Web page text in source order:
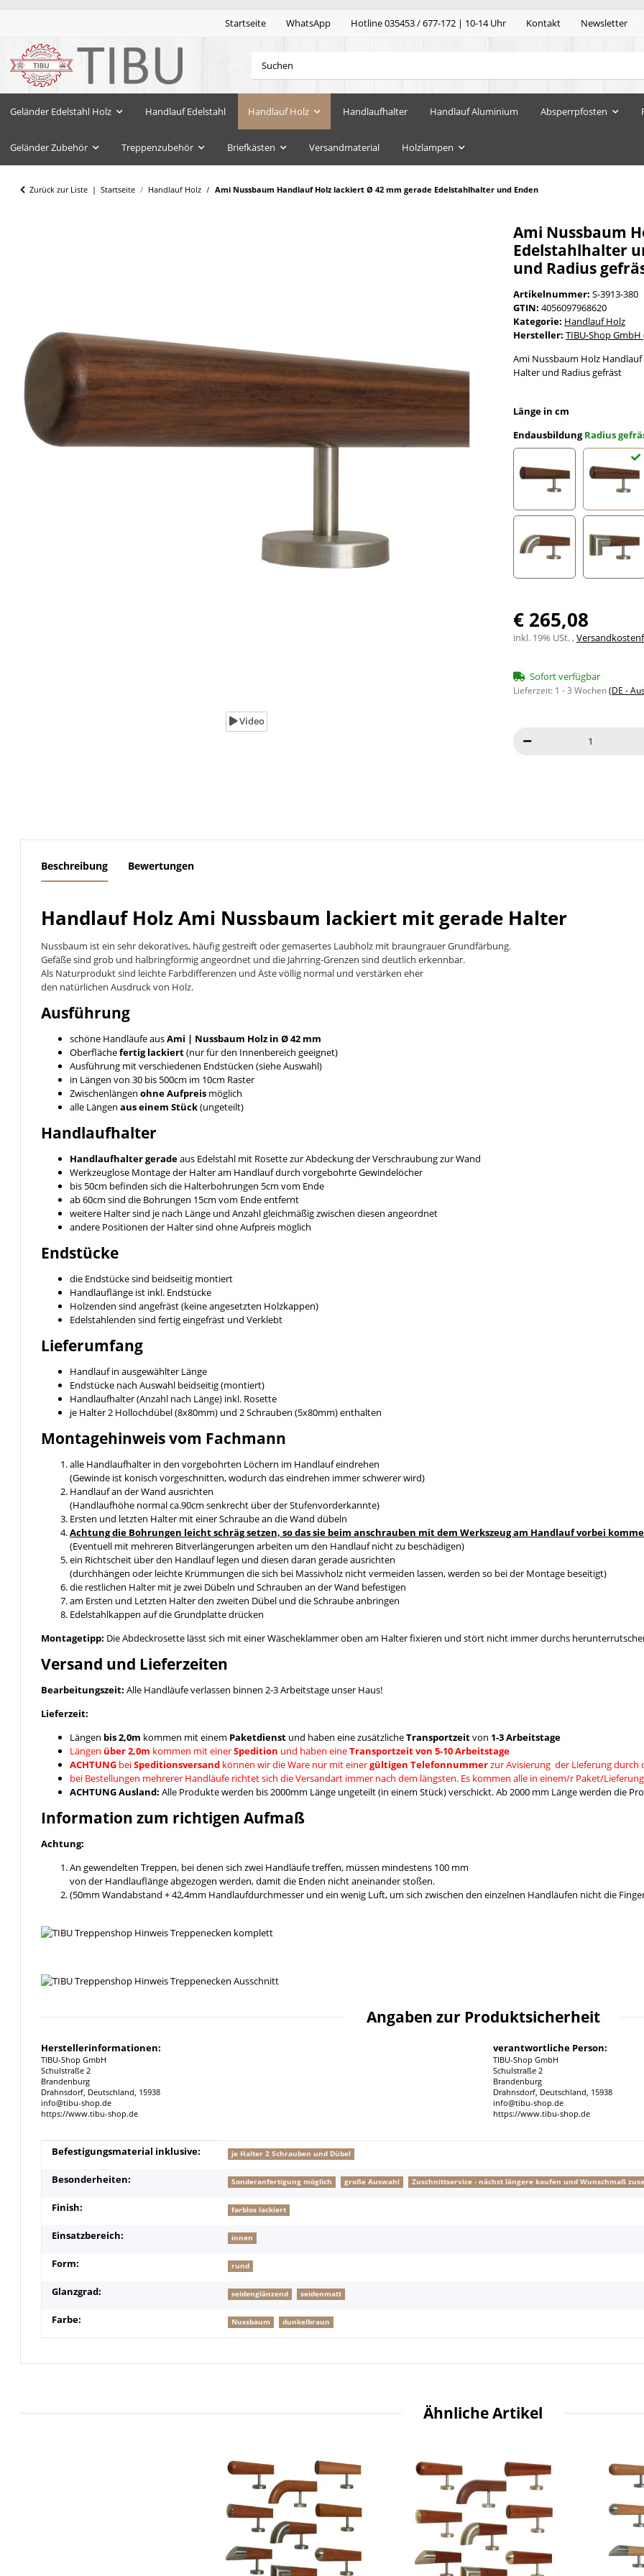
Startseite WhatsApp Hotline 035453 / 677-172 | 10-14 Uhr Kontakt Newsletter
Geländer Edelstahl Holz Handlauf Edelstahl Handlauf Holz Handlaufhalter Handlauf Aluminium Absperrpfosten
Geländer Zubehör Treppenzubehör Briefkästen Versandmaterial Holzlampen
Zurück zur Liste Startseite Handlauf Holz Ami Nussbaum Handlauf Holz lackiert Ø 42 mm gerade Edelstahlhalter und Enden
Video
Ami Nussbaum
Edelstahlhalter
und Radius
Artikelnummer: S-3913-380
GTIN: 4056097968620
Kategorie: Handlauf Holz
Hersteller: TIBU-Shop
Ami Nussbaum Holz
Halter und Radius gefräst
Länge in cm
EndausbildungRadius
gefast
€ 265,08
inkl. 19% USt. ,
Sofort verfügbar
Lieferzeit: 1 - 3 Wochen(DE -
Beschreibung Bewertungen
Handlauf Holz Ami Nussbaum lackiert mit gerade Halter
Nussbaum ist ein sehr dekoratives, häufig gestreift oder gemasertes Laubholz mit braungrauer Grundfärbung.
Gefäße sind grob und halbringförmig angeordnet und die Jahrring-Grenzen sind deutlich erkennbar.
Als Naturprodukt sind leichte Farbdifferenzen und Äste völlig normal und verstärken eher
den natürlichen Ausdruck von Holz.
Ausführung
schöne Handläufe ausAmi | Nussbaum Holz in Ø 42 mm
Oberflächefertig lackiert(nur für den Innenbereich geeignet)
Ausführung mit verschiedenen Endstücken (siehe Auswahl)
in Längen von 30 bis 500cm im 10cm Raster
Zwischenlängen ohne Aufpreis möglich
alle Längen aus einem Stück(ungeteilt)
Handlaufhalter
Handlaufhalter geradeaus Edelstahl mit Rosette zur Abdeckung der Verschraubung zur Wand
Werkzeuglose Montage der Halter am Handlauf durch vorgebohrte Gewindelöcher
bis 50cm befinden sich die Halterbohrungen 5cm vom Ende
ab 60cm sind die Bohrungen 15cm vom Ende entfernt
weitere Halter sind je nach Länge und Anzahl gleichmäßig zwischen diesen angeordnet
andere Positionen der Halter sind ohne Aufpreis möglich
Endstücke
die Endstücke sind beidseitig montiert
Handlauflänge ist inkl. Endstücke
Holzenden sind angefräst (keine angesetzten Holzkappen)
Edelstahlenden sind fertig eingefräst und Verklebt
Lieferumfang
Handlauf in ausgewählter Länge
Endstücke nach Auswahl beidseitig (montiert)
Handlaufhalter (Anzahl nach Länge) inkl. Rosette
je Halter 2 Hollochdübel (8x80mm) und 2 Schrauben (5x80mm) enthalten
Montagehinweis vom Fachmann
alle Handlaufhalter in den vorgebohrten Löchern im Handlauf eindrehen
(Gewinde ist konisch vorgeschnitten, wodurch das eindrehen immer schwerer wird)
Handlauf an der Wand ausrichten
(Handlaufhöhe normal ca.90cm senkrecht über der Stufenvorderkannte)
Ersten und letzten Halter mit einer Schraube an die Wand dübeln
Achtung die Bohrungen leicht schräg setzen, so das sie beim anschrauben mit dem Werkszeug am Handlauf vorbei
(Eventuell mit mehreren Bitverlängerungen arbeiten um den Handlauf nicht zu beschädigen)
ein Richtscheit über den Handlauf legen und diesen daran gerade ausrichten
(durchhängen oder leichte Krümmungen die sich bei Massivholz nicht vermeiden lassen, werden so bei der Montage beseitigt)
die restlichen Halter mit je zwei Dübeln und Schrauben an der Wand befestigen
am Ersten und Letzten Halter den zweiten Dübel und die Schraube anbringen
Edelstahlkappen auf die Grundplatte drücken
Montagetipp: Die Abdeckrosette lässt sich mit einer Wäscheklammer oben am Halter fixieren und stört nicht immer durchs
Versand und Lieferzeiten
Bearbeitungszeit: Alle Handläufe verlassen binnen 2-3 Arbeitstage unser Haus!
Lieferzeit:
Längen bis 2,0m kommen mit einem Paketdienst und haben eine zusätzlicheTransportzeitvon 1-3 Arbeitstage
Längen über 2,0m kommen mit einerSpedition und haben eineTransportzeit von 5-10 Arbeitstage
ACHTUNG beiSpeditionsversand können wir die Ware nur mit einergültigen Telefonnummerzur Avisierung der Lieferung durch
bei Bestellungen mehrerer Handläufe richtet sich die Versandart immer nach dem längsten. Es kommen alle in einem/r Paket/
ACHTUNG Ausland: Alle Produkte werden bis 2000mm Länge ungeteilt (in einem Stück) verschickt. Ab 2000 mm Länge werden die
Information zum richtigen Aufmaß
Achtung:
An gewendelten Treppen, bei denen sich zwei Handläufe treffen, müssen mindestens 100 mm
von der Handlauflänge abgezogen werden, damit die Enden nicht aneinander stoßen.
(50mm Wandabstand + 42,4mm Handlaufdurchmesser und ein wenig Luft, um sich zwischen den einzelnen Handläufen nicht die
Angaben zur Produktsicherheit
Herstellerinformationen:
TIBU-Shop GmbH
Schulstraße 2
Brandenburg
Drahnsdorf, Deutschland, 15938
info@tibu-shop.de
https://www.tibu-shop.de
verantwortliche Person:
TIBU-Shop GmbH
Schulstraße 2
Brandenburg
Drahnsdorf, Deutschland, 15938
info@tibu-shop.de
https://www.tibu-shop.de
Produkteigenschaft
Wert
Befestigungsmaterial inklusive: je Halter 2 Schrauben und Dübel
Besonderheiten: Sonderanfertigung möglich große Auswahl Zuschnittservice - nächst längere kaufen und Wunschmaß
Finish: farblos lackiert
Einsatzbereich: innen
Form: rund
Glanzgrad: seidenglänzend seidenmatt
Farbe: Nussbaum dunkelbraun
Ähnliche Artikel